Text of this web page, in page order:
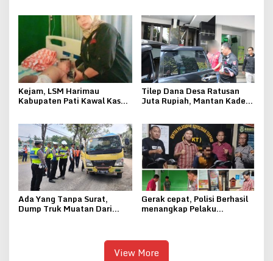
Kemenkumham
Kejam, LSM Harimau
Kabupaten Pati Kawal Kasus
Tilep Dana Desa Ratusan
Juta Rupiah, Mantan Kades
Ada Yang Tanpa Surat,
Dump Truk Muatan Dari
Gerak cepat, Polisi Berhasil
menangkap Pelaku
View More